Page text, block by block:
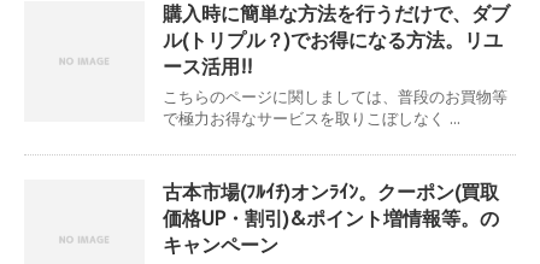
購入時に簡単な方法を行うだけで、ダブ
ル(トリプル？)でお得になる方法。リユ
ース活用!!
こちらのページに関しましては、普段のお買物等
で極力お得なサービスを取りこぼしなく ...
古本市場(ﾌﾙｲﾁ)オンﾗｲﾝ。クーポン(買取
価格UP・割引)&ポイント増情報等。の
キャンペーン